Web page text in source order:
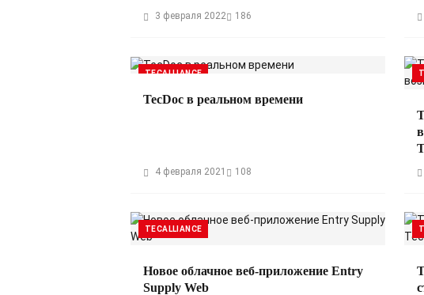
3 февраля 2022 186
TECALLIANCE
TecDoc в реальном времени
4 февраля 2021 108
TECALLIANCE
Новое облачное веб-приложение Entry
Supply Web